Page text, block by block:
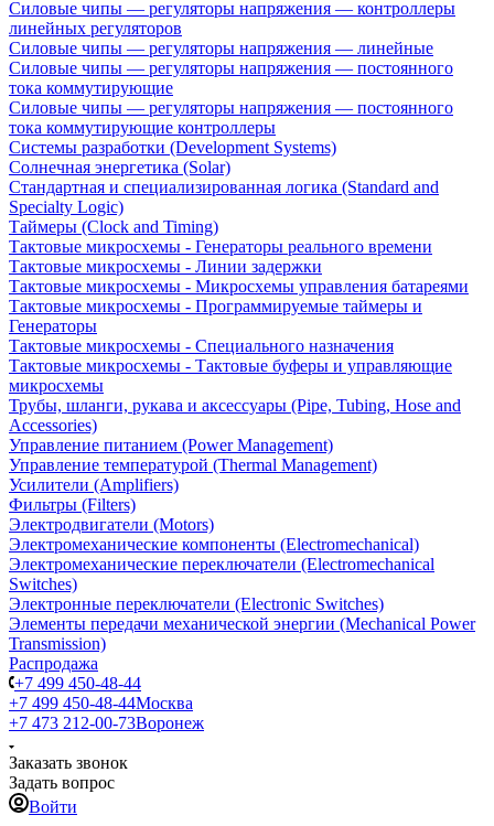
Силовые чипы — регуляторы напряжения — контроллеры
линейных регуляторов
Силовые чипы — регуляторы напряжения — линейные
Силовые чипы — регуляторы напряжения — постоянного
тока коммутирующие
Силовые чипы — регуляторы напряжения — постоянного
тока коммутирующие контроллеры
Системы разработки (Development Systems)
Солнечная энергетика (Solar)
Стандартная и специализированная логика (Standard and
Specialty Logic)
Таймеры (Clock and Timing)
Тактовые микросхемы - Генераторы реального времени
Тактовые микросхемы - Линии задержки
Тактовые микросхемы - Микросхемы управления батареями
Тактовые микросхемы - Программируемые таймеры и
Генераторы
Тактовые микросхемы - Специального назначения
Тактовые микросхемы - Тактовые буферы и управляющие
микросхемы
Трубы, шланги, рукава и аксессуары (Pipe, Tubing, Hose and
Accessories)
Управление питанием (Power Management)
Управление температурой (Thermal Management)
Усилители (Amplifiers)
Фильтры (Filters)
Электродвигатели (Motors)
Электромеханические компоненты (Electromechanical)
Электромеханические переключатели (Electromechanical
Switches)
Электронные переключатели (Electronic Switches)
Элементы передачи механической энергии (Mechanical Power
Transmission)
Распродажа
+7 499 450-48-44
+7 499 450-48-44Москва
+7 473 212-00-73Воронеж
Заказать звонок
Задать вопрос
Войти